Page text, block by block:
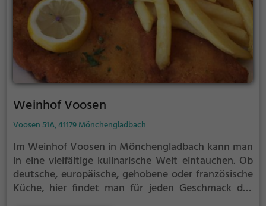
überraschen und erlebe einen unvergesslichen
Aufenthalt.
Weinhof Voosen
Voosen 51A, 41179 Mönchengladbach
Im Weinhof Voosen in Mönchengladbach kann man
in eine vielfältige kulinarische Welt eintauchen. Ob
deutsche, europäische, gehobene oder französische
Küche, hier findet man für jeden Geschmack das